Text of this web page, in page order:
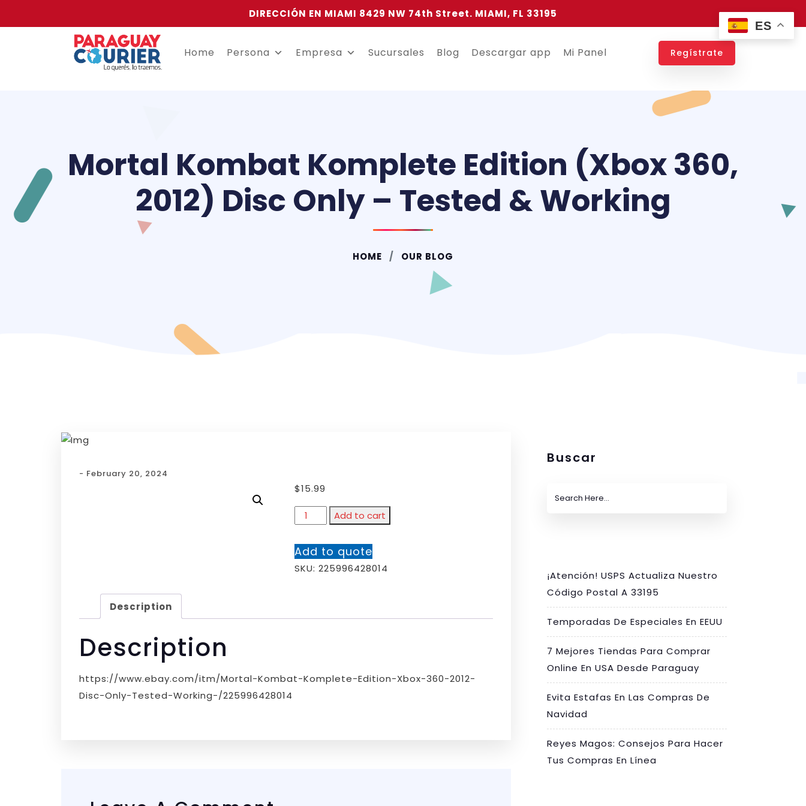
DIRECCIÓN EN MIAMI 8429 NW 74th Street. MIAMI, FL 33195
Home Persona Empresa Sucursales Blog Descargar app Mi Panel Regístrate
Mortal Kombat Komplete Edition (Xbox 360,
2012) Disc Only – Tested & Working
HOME OUR BLOG
- February 20, 2024
$15.99
Add to cart
Add to quote
SKU: 225996428014
Description
Description
https://www.ebay.com/itm/Mortal-Kombat-Komplete-Edition-Xbox-360-2012-
Disc-Only-Tested-Working-/225996428014
Buscar
¡Atención! USPS Actualiza Nuestro
Código Postal A 33195
Temporadas De Especiales En EEUU
7 Mejores Tiendas Para Comprar
Online En USA Desde Paraguay
Evita Estafas En Las Compras De
Navidad
Reyes Magos: Consejos Para Hacer
Tus Compras En Línea
ES